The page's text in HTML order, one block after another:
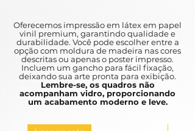
seu filho, estimular a sua
imaginação e dar-lhes uma
calorosa sensação de
familiaridade.
Your child's bedroom should be your
Oferecemos impressão em látex em papel
vinil premium, garantindo qualidade e
durabilidade. Você pode escolher entre a
opção com moldura de madeira nas cores
descritas ou apenas o poster impresso.
Incluem um gancho para fácil fixação,
deixando sua arte pronta para exibição.
Lembre-se, os quadros não
acompanham vidro, proporcionando
um acabamento moderno e leve.